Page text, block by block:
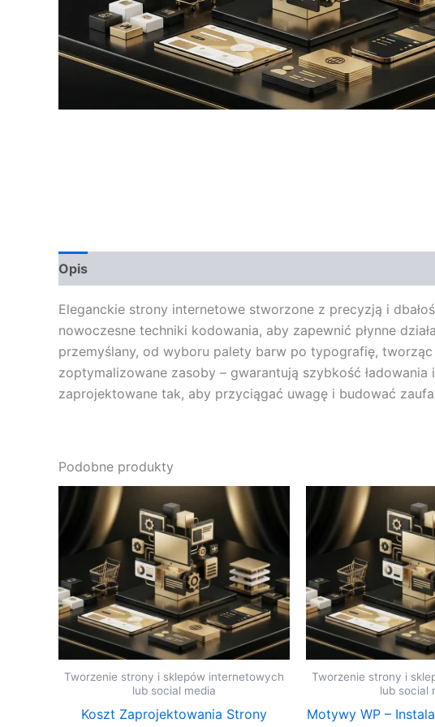
Opis
Eleganckie strony internetowe stworzone z precyzją i
nowoczesne techniki kodowania, aby zapewnić płynne
przemyślany, od wyboru palety barw po typografię,
zoptymalizowane zasoby – gwarantują szybkość
zaprojektowane tak, aby przyciągać uwagę i budować
Podobne produkty
Tworzenie strony i sklepów internetowych
lub social media
Koszt Zaprojektowania Strony
Tworzenie strony i
lub social
Motywy WP –